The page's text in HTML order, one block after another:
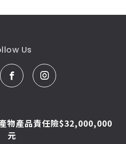
Us
物產品責任險$32,000,000
元